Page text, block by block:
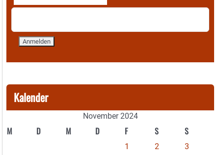
Kalender
November 2024
M D M D F S S
1 2
3